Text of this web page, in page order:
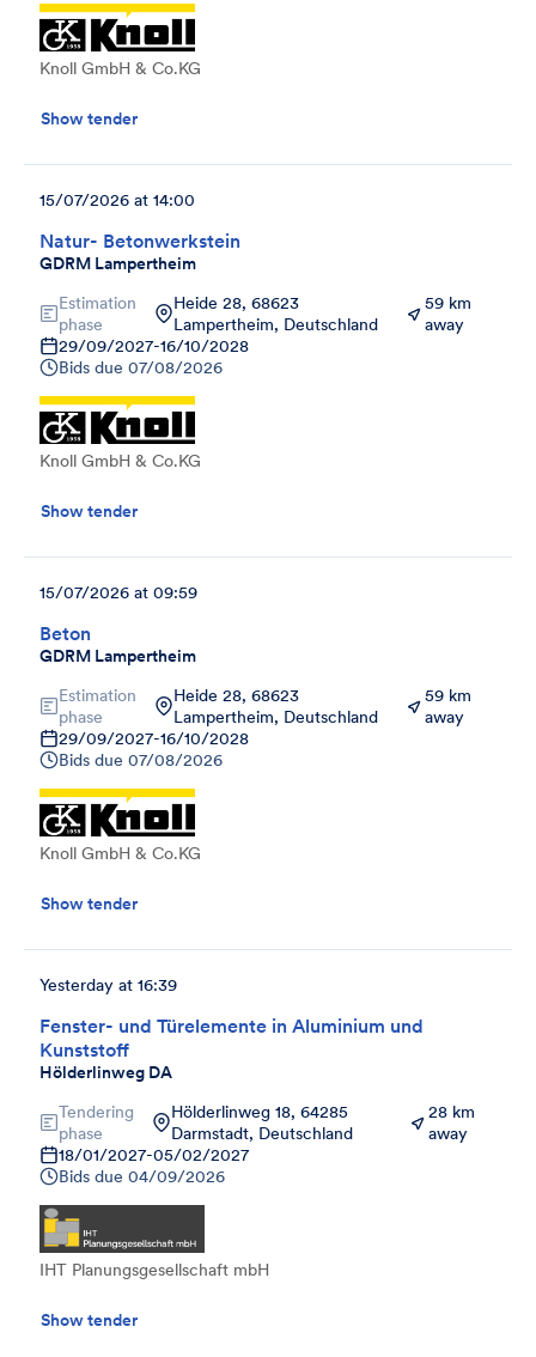
Knoll GmbH & Co.KG
Show tender
Natur- Betonwerkstein
GDRM Lampertheim
15/07/2026 at 14:00
Estimation
phase
Heide 28, 68623
Lampertheim, Deutschland
59 km
away
29/09/2027-16/10/2028
Bids due 07/08/2026
Knoll GmbH & Co.KG
Show tender
Beton
GDRM Lampertheim
15/07/2026 at 09:59
Estimation
phase
Heide 28, 68623
Lampertheim, Deutschland
59 km
away
29/09/2027-16/10/2028
Bids due 07/08/2026
Knoll GmbH & Co.KG
Show tender
Fenster- und Türelemente in Aluminium und
Kunststoff
Hölderlinweg DA
Yesterday at 16:39
Tendering
phase
Hölderlinweg 18, 64285
Darmstadt, Deutschland
28 km
away
18/01/2027-05/02/2027
Bids due 04/09/2026
IHT Planungsgesellschaft mbH
Show tender